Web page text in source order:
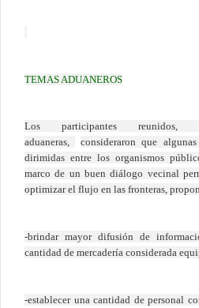
TEMAS ADUANEROS
Los participantes reunidos,
aduaneras,
consideraron que
dirimidas entre los organismos
marco de un buen diálogo vecinal
optimizar el flujo en las fronteras,
-brindar mayor difusión de
cantidad de mercadería considerada
-establecer una cantidad de personal